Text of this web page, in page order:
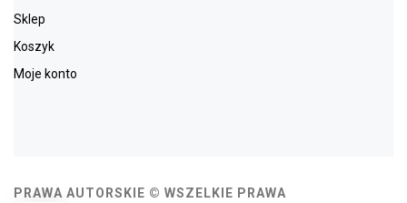
Sklep
Koszyk
Moje konto
PRAWA AUTORSKIE © WSZELKIE PRAWA